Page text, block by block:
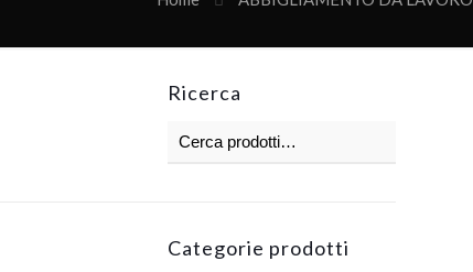
Ricerca
Categorie prodotti